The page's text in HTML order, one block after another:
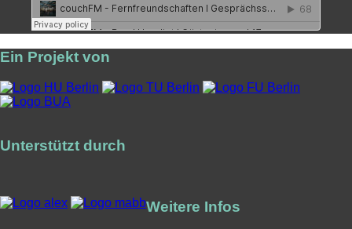
Ein Projekt von
Unterstützt durch
Weitere Infos